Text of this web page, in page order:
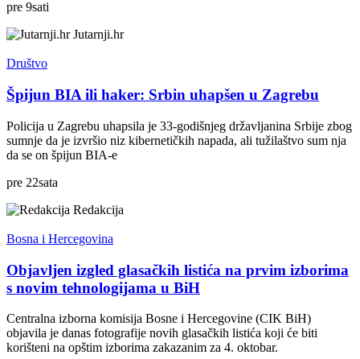
pre 9sati
Jutarnji.hr
Društvo
Špijun BIA ili haker: Srbin uhapšen u Zagrebu
Policija u Zagrebu uhapsila je 33-godišnjeg državljanina Srbije zbog
sumnje da je izvršio niz kibernetičkih napada, ali tužilaštvo sum nja
da se on špijun BIA-e
pre 22sata
Redakcija
Bosna i Hercegovina
Objavljen izgled glasačkih listića na prvim izborima
s novim tehnologijama u BiH
Centralna izborna komisija Bosne i Hercegovine (CIK BiH)
objavila je danas fotografije novih glasačkih listića koji će biti
korišteni na opštim izborima zakazanim za 4. oktobar.